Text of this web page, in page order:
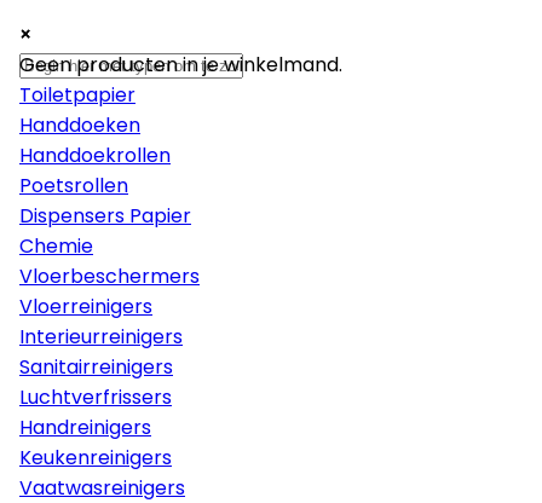
×
Papier
Toiletpapier
Handdoeken
Handdoekrollen
Poetsrollen
Dispensers Papier
Chemie
Vloerbeschermers
Vloerreinigers
Interieurreinigers
Sanitairreinigers
Luchtverfrissers
Handreinigers
Keukenreinigers
Vaatwasreinigers
×
×
Geen producten in je winkelmand.